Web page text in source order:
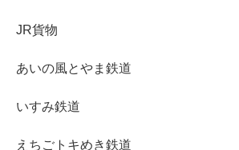
JR貨物
あいの風とやま鉄道
いすみ鉄道
えちごトキめき鉄道